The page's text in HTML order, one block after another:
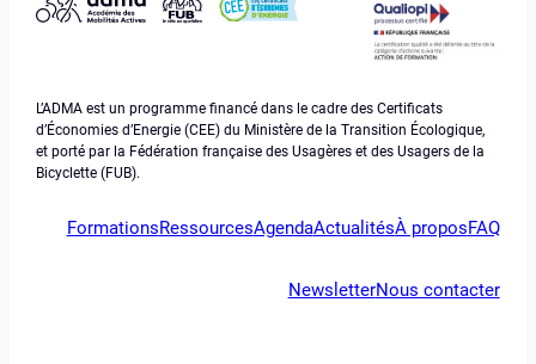
L’ADMA est un programme financé dans le cadre des Certificats
d’Économies d’Energie (CEE) du Ministère de la Transition Écologique,
et porté par la Fédération française des Usagères et des Usagers de la
Bicyclette (FUB).
FormationsRessourcesAgendaActualitésÀ proposFAQ
NewsletterNous contacter